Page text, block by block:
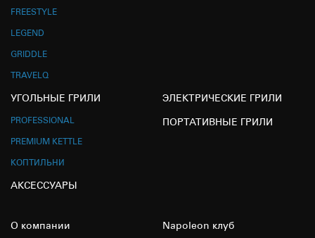
FREESTYLE
LEGEND
GRIDDLE
TRAVELQ
УГОЛЬНЫЕ ГРИЛИ
PROFESSIONAL
PREMIUM KETTLE
КОПТИЛЬНИ
ЭЛЕКТРИЧЕСКИЕ ГРИЛИ
ПОРТАТИВНЫЕ ГРИЛИ
АКСЕССУАРЫ
О компании Napoleon клуб